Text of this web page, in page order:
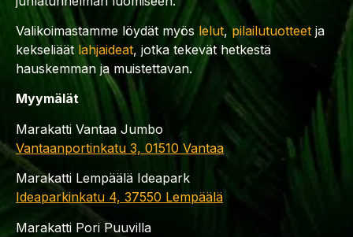
Valikoimastamme löydät myös lelut,pilailutuotteet ja
kekseliäät lahjaideat, jotka tekevät hetkestä
hauskemman ja muistettavan.
Myymälät
Marakatti Vantaa Jumbo
Vantaanportinkatu 3, 01510 Vantaa
Marakatti Lempäälä Ideapark
Ideaparkinkatu 4, 37550 Lempäälä
Marakatti Pori Puuvilla